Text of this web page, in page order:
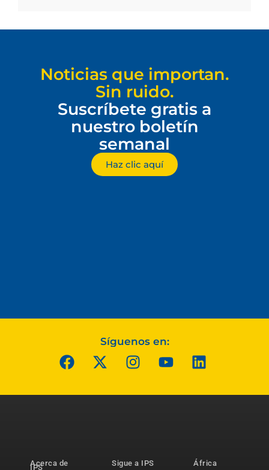
Noticias que importan.
Sin ruido.
Suscríbete gratis a
nuestro boletín
semanal
Haz clic aquí
Síguenos en:
Acerca de
IPS Sigue a IPS África